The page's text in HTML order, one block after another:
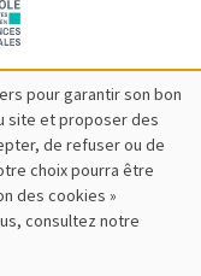
pour garantir son bon
site et proposer des
de refuser ou de
choix pourra être
des cookies »
consultez notre